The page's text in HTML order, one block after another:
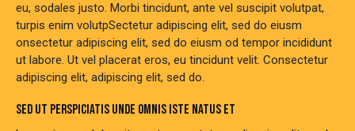
eu, sodales justo. Morbi tincidunt, ante vel suscipit volutpat,
turpis enim volutpSectetur adipiscing elit, sed do eiusm
onsectetur adipiscing elit, sed do eiusm od tempor incididunt
ut labore. Ut vel placerat eros, eu tincidunt velit. Consectetur
adipiscing elit, adipiscing elit, sed do.
SED UT PERSPICIATIS UNDE OMNIS ISTE NATUS ET